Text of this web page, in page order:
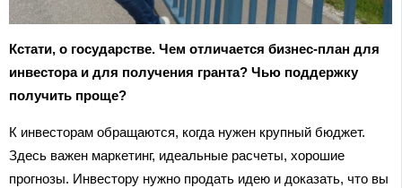
Кстати, о государстве. Чем отличается бизнес-план для
инвестора и для получения гранта? Чью поддержку
получить проще?
К инвесторам обращаются, когда нужен крупный бюджет.
Здесь важен маркетинг, идеальные расчеты, хорошие
прогнозы. Инвестору нужно продать идею и доказать, что вы